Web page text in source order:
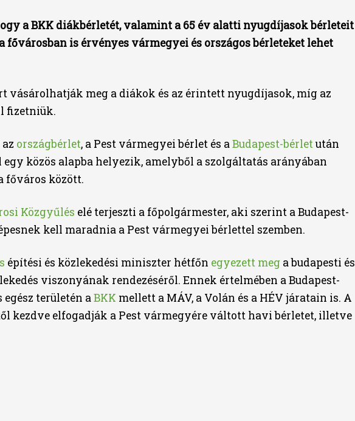
a BKK diákbérletét, valamint a 65 év alatti nyugdíjasok bérleteit
is érvényes vármegyei és országos bérleteket lehet
vásárolhatják meg a diákok és az érintett nyugdíjasok, míg az
fizetniük.
országbérlet, a Pest vármegyei bérlet és aBudapest-bérletután
közös alapba helyezik, amelyből a szolgáltatás arányában
főváros között.
Közgyűlés elé terjeszti a főpolgármester, aki szerint a Budapest-
kell maradnia a Pest vármegyei bérlettel szemben.
építési és közlekedési miniszter hétfőn egyezett meg a budapesti és
viszonyának rendezéséről. Ennek értelmében a Budapest-
területén aBKK mellett a MÁV, a Volán és a HÉV járatain is. A
kezdve elfogadják a Pest vármegyére váltott havi bérletet, illetve